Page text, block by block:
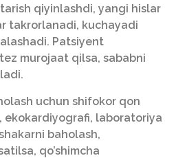
qiyinlashdi, yangi hislar
takrorlanadi, kuchayadi
Patsiyent
murojaat qilsa, sababni
uchun shifokor qon
ekokardiyografi, laboratoriya
baholash,
qo’shimcha